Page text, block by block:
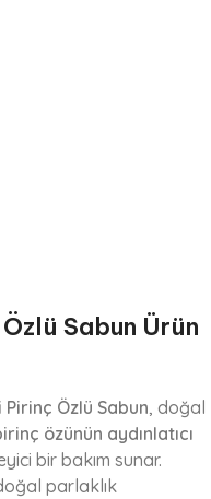
Sabun Ürün
Özlü Sabun, doğal
özünün aydınlatıcı
bir bakım sunar.
parlaklık